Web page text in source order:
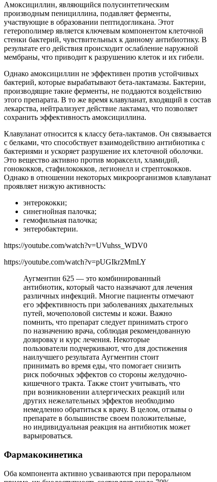
Амоксициллин, являющийся полусинтетическим
производным пенициллина, подавляет ферменты,
участвующие в образовании пептидогликана. Этот
гетерополимер является ключевым компонентом клеточной
стенки бактерий, чувствительных к данному антибиотику. В
результате его действия происходит ослабление наружной
мембраны, что приводит к разрушению клеток и их гибели.
Однако амоксициллин не эффективен против устойчивых
бактерий, которые вырабатывают бета-лактамазы. Бактерии,
производящие такие ферменты, не поддаются воздействию
этого препарата. В то же время клавуланат, входящий в состав
лекарства, нейтрализует действие лактамаз, что позволяет
сохранить эффективность амоксициллина.
Клавуланат относится к классу бета-лактамов. Он связывается
с белками, что способствует взаимодействию антибиотика с
бактериями и ускоряет разрушение их клеточной оболочки.
Это вещество активно против моракселл, хламидий,
гонококков, стафилококков, легионелл и стрептококков.
Однако в отношении некоторых микроорганизмов клавуланат
проявляет низкую активность:
энтерококки;
синегнойная палочка;
гемофильная палочка;
энтеробактерии.
https://youtube.com/watch?v=UVuhss_WDV0
https://youtube.com/watch?v=pUGIkr2MmLY
Аугментин 625 — это комбинированный
антибиотик, который часто назначают для лечения
различных инфекций. Многие пациенты отмечают
его эффективность при заболеваниях дыхательных
путей, мочеполовой системы и кожи. Важно
помнить, что препарат следует принимать строго
по назначению врача, соблюдая рекомендованную
дозировку и курс лечения. Некоторые
пользователи подчеркивают, что для достижения
наилучшего результата Аугментин стоит
принимать во время еды, что помогает снизить
риск побочных эффектов со стороны желудочно-
кишечного тракта. Также стоит учитывать, что
при возникновении аллергических реакций или
других нежелательных эффектов необходимо
немедленно обратиться к врачу. В целом, отзывы о
препарате в большинстве своем положительные,
но индивидуальная реакция на антибиотик может
варьироваться.
Фармакокинетика
Оба компонента активно усваиваются при пероральном